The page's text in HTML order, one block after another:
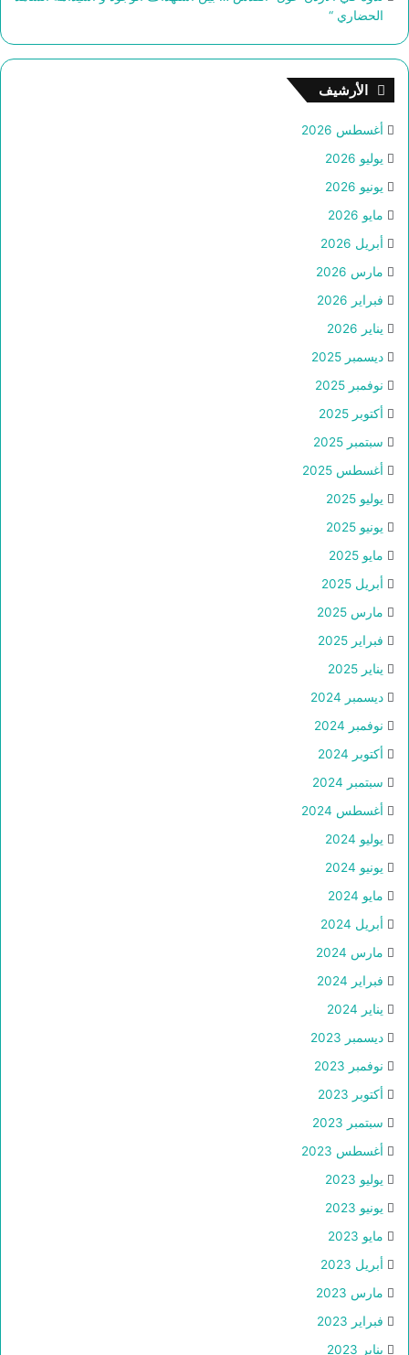
الحضاري “
الأرشيف
أغسطس 2026
يوليو 2026
يونيو 2026
مايو 2026
أبريل 2026
مارس 2026
فبراير 2026
يناير 2026
ديسمبر 2025
نوفمبر 2025
أكتوبر 2025
سبتمبر 2025
أغسطس 2025
يوليو 2025
يونيو 2025
مايو 2025
أبريل 2025
مارس 2025
فبراير 2025
يناير 2025
ديسمبر 2024
نوفمبر 2024
أكتوبر 2024
سبتمبر 2024
أغسطس 2024
يوليو 2024
يونيو 2024
مايو 2024
أبريل 2024
مارس 2024
فبراير 2024
يناير 2024
ديسمبر 2023
نوفمبر 2023
أكتوبر 2023
سبتمبر 2023
أغسطس 2023
يوليو 2023
يونيو 2023
مايو 2023
أبريل 2023
مارس 2023
فبراير 2023
يناير 2023